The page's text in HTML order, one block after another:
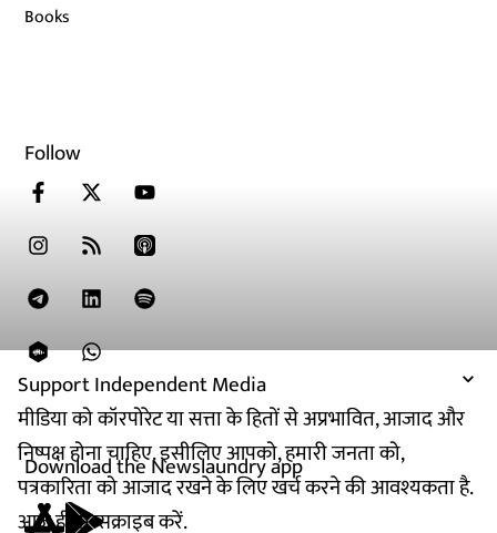
Support Independent Media
मीडिया को कॉरपोरेट या सत्ता के हितों से अप्रभावित, आजाद और
निष्पक्ष होना चाहिए. इसीलिए आपको, हमारी जनता को,
पत्रकारिता को आजाद रखने के लिए खर्च करने की आवश्यकता है.
आज ही सब्सक्राइब करें.
Books
Follow
Download the Newslaundry app